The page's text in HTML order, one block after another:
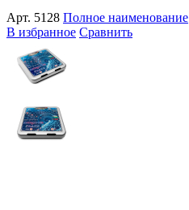
Арт. 5128 Полное наименование
В избранное Сравнить